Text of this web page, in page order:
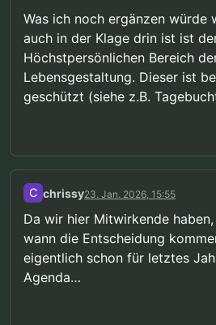
Was ich noch ergänzen würde
auch in der Klage drin ist ist
Höchstpersönlichen Bereich
Lebensgestaltung. Dieser ist
geschützt (siehe z.B.
C chrissy23. Jan. 2026, 15:55
Da wir hier Mitwirkende
wann die Entscheidung
eigentlich schon für letztes
Agenda…